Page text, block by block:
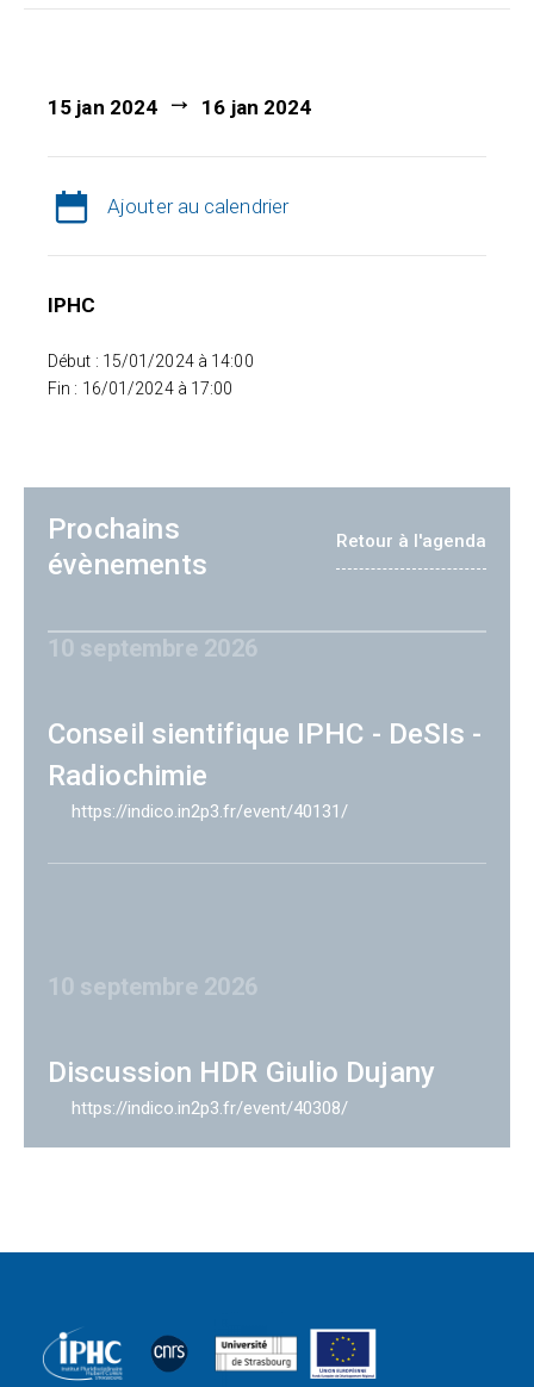
15 jan 2024 16 jan 2024
Ajouter au calendrier
IPHC
Début : 15/01/2024 à 14:00
Fin : 16/01/2024 à 17:00
Prochains
évènements
Retour à l'agenda
10 septembre 2026
Conseil sientifique IPHC - DeSIs -
Radiochimie
https://indico.in2p3.fr/event/40131/
10 septembre 2026
Discussion HDR Giulio Dujany
https://indico.in2p3.fr/event/40308/